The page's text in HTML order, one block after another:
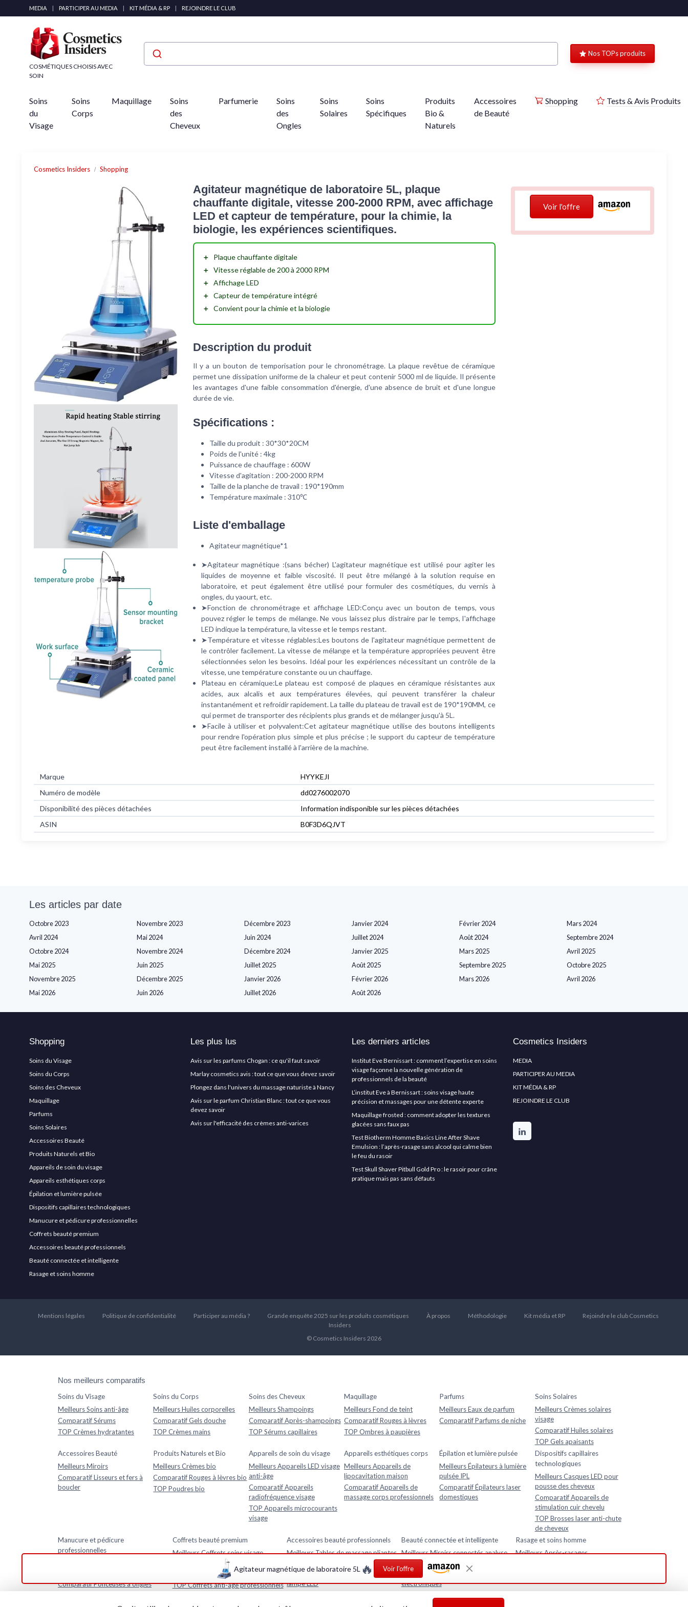
MEDIA | PARTICIPER AU MEDIA | KIT MÉDIA & RP | REJOINDRE LE CLUB
COSMÉTIQUES CHOISIS AVEC
SOIN
Nos TOPs produits
Soins
du
Visage
Soins
Corps
Maquillage
Soins
des
Cheveux
Parfumerie
Soins
des
Ongles
Soins
Solaires
Soins
Spécifiques
Produits
Bio &
Naturels
Accessoires
de Beauté
Shopping Tests & Avis Produits
Cosmetics Insiders Shopping
Voir l'offre
Agitateur magnétique de laboratoire 5L, plaque
chauffante digitale, vitesse 200-2000 RPM, avec affichage
LED et capteur de température, pour la chimie, la
biologie, les expériences scientifiques.
＋
Plaque chauffante digitale
＋ Vitesse réglable de 200 à 2000 RPM
＋ Affichage LED
＋ Capteur de température intégré
＋ Convient pour la chimie et la biologie
Description du produit
Il y a un bouton de temporisation pour le chronométrage. La plaque revêtue de céramique
permet une dissipation uniforme de la chaleur et peut contenir 5000 ml de liquide. Il présente
les avantages d'une faible consommation d'énergie, d'une absence de bruit et d'une longue
durée de vie.
Spécifications :
Taille du produit : 30*30*20CM
Poids de l'unité : 4kg
Puissance de chauffage : 600W
Vitesse d'agitation : 200-2000 RPM
Taille de la planche de travail : 190*190mm
Température maximale : 310℃
Liste d'emballage
Agitateur magnétique*1
➤Agitateur magnétique :(sans bécher) L'agitateur magnétique est utilisé pour agiter les
liquides de moyenne et faible viscosité. Il peut être mélangé à la solution requise en
laboratoire, et peut également être utilisé pour formuler des cosmétiques, du vernis à
ongles, du yaourt, etc.
➤Fonction de chronométrage et affichage LED:Conçu avec un bouton de temps, vous
pouvez régler le temps de mélange. Ne vous laissez plus distraire par le temps, l'affichage
LED indique la température, la vitesse et le temps restant.
➤Température et vitesse réglables:Les boutons de l'agitateur magnétique permettent de
le contrôler facilement. La vitesse de mélange et la température appropriées peuvent être
sélectionnées selon les besoins. Idéal pour les expériences nécessitant un contrôle de la
vitesse, une température constante ou un chauffage.
Plateau en céramique:Le plateau est composé de plaques en céramique résistantes aux
acides, aux alcalis et aux températures élevées, qui peuvent transférer la chaleur
instantanément et refroidir rapidement. La taille du plateau de travail est de 190*190MM, ce
qui permet de transporter des récipients plus grands et de mélanger jusqu'à 5L.
➤Facile à utiliser et polyvalent:Cet agitateur magnétique utilise des boutons intelligents
pour rendre l'opération plus simple et plus précise ; le support du capteur de température
peut être facilement installé à l'arrière de la machine.
Marque
‎HYYKEJI
Numéro de modèle
‎dd0276002070
Disponibilité des pièces détachées
‎Information indisponible sur les pièces détachées
ASIN
B0F3D6QJVT
Agitateur magnétique de laboratoire 5L 🔥 Voir l'offre
Les articles par date
Octobre 2023 Novembre 2023 Décembre 2023 Janvier 2024 Février 2024
Mars 2024
Avril 2024
Mai 2024 Juin 2024 Juillet 2024 Août 2024
Septembre 2024
Octobre 2024
Novembre 2024 Décembre 2024 Janvier 2025 Mars 2025
Avril 2025
Mai 2025
Juin 2025 Juillet 2025 Août 2025 Septembre 2025
Octobre 2025
Novembre 2025
Décembre 2025 Janvier 2026 Février 2026 Mars 2026
Avril 2026
Mai 2026
Juin 2026 Juillet 2026 Août 2026
Shopping
Soins du Visage
Soins du Corps
Soins des Cheveux
Maquillage
Parfums
Soins Solaires
Accessoires Beauté
Produits Naturels et Bio
Appareils de soin du visage
Appareils esthétiques corps
Épilation et lumière pulsée
Dispositifs capillaires technologiques
Manucure et pédicure professionnelles
Coffrets beauté premium
Accessoires beauté professionnels
Beauté connectée et intelligente
Rasage et soins homme
Les plus lus
Avis sur les parfums Chogan : ce qu'il faut savoir
Marlay cosmetics avis : tout ce que vous devez savoir
Plongez dans l'univers du massage naturiste à Nancy
Avis sur le parfum Christian Blanc : tout ce que vous
devez savoir
Avis sur l'efficacité des crèmes anti-varices
Les derniers articles
Institut Eve Bernissart : comment l’expertise en soins
visage façonne la nouvelle génération de
professionnels de la beauté
L’institut Eve à Bernissart : soins visage haute
précision et massages pour une détente experte
Maquillage frosted : comment adopter les textures
glacées sans faux pas
Test Biotherm Homme Basics Line After Shave
Emulsion : l’après-rasage sans alcool qui calme bien
le feu du rasoir
Test Skull Shaver Pitbull Gold Pro : le rasoir pour crâne
pratique mais pas sans défauts
Cosmetics Insiders
MEDIA
PARTICIPER AU MEDIA
KIT MÉDIA & RP
REJOINDRE LE CLUB
Mentions légales Politique de confidentialité Participer au média ? Grande enquête 2025 sur les produits cosmétiques À propos Méthodologie Kit média et RP
Rejoindre le club Cosmetics
Insiders
© Cosmetics Insiders 2026
Nos meilleurs comparatifs
Soins du Visage
Meilleurs Soins anti-âge
Comparatif Sérums
TOP Crèmes hydratantes
Soins du Corps
Meilleurs Huiles corporelles
Comparatif Gels douche
TOP Crèmes mains
Soins des Cheveux
Meilleurs Shampoings
Comparatif Après-shampoings
TOP Sérums capillaires
Maquillage
Meilleurs Fond de teint
Comparatif Rouges à lèvres
TOP Ombres à paupières
Parfums
Meilleurs Eaux de parfum
Comparatif Parfums de niche
Soins Solaires
Meilleurs Crèmes solaires
visage
Comparatif Huiles solaires
TOP Gels apaisants
Accessoires Beauté
Meilleurs Miroirs
Comparatif Lisseurs et fers à
boucler
Produits Naturels et Bio
Meilleurs Crèmes bio
Comparatif Rouges à lèvres bio
TOP Poudres bio
Appareils de soin du visage
Meilleurs Appareils LED visage
anti-âge
Comparatif Appareils
radiofréquence visage
TOP Appareils microcourants
visage
Appareils esthétiques corps
Meilleurs Appareils de
lipocavitation maison
Comparatif Appareils de
massage corps professionnels
Épilation et lumière pulsée
Meilleurs Épilateurs à lumière
pulsée IPL
Comparatif Épilateurs laser
domestiques
Dispositifs capillaires
technologiques
Meilleurs Casques LED pour
pousse des cheveux
Comparatif Appareils de
stimulation cuir chevelu
TOP Brosses laser anti-chute
de cheveux
Manucure et pédicure
professionnelles
Comparatif Ponceuses à ongles
électriques professionnelles
Coffrets beauté premium
Meilleurs Coffrets soins visage
Comparatif Coffrets beauté de luxe
TOP Coffrets anti-âge professionnels
Accessoires beauté professionnels
Meilleurs Tables de massage pliantes
Comparatif Loupes esthétiques avec
lampe LED
Beauté connectée et intelligente
Meilleurs Miroirs connectés analyse
de peau
Comparatif Analyseurs de peau
électroniques
avec application mobile
Rasage et soins homme
Meilleurs Après-rasages
Panneau de gestion des cookies